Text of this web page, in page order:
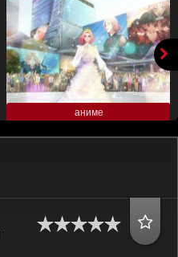
аниме